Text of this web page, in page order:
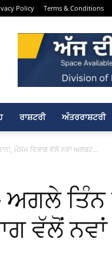
Policy Terms & Conditions
ਰਾਸ਼ਟਰੀ ਅੰਤਰਰਾਸ਼ਟਰੀ
ਮੌਸਮ ਵਿਭਾਗ ਵੱਲੋਂ ਨਵਾਂ ਅਲਰਟ...
ਅਗਲੇ ਤਿੰਨ
ਵੱਲੋਂ